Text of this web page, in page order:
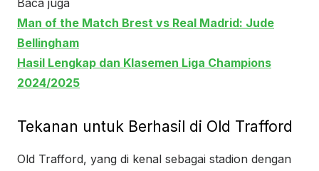
Baca juga
Man of the Match Brest vs Real Madrid: Jude
Bellingham
Hasil Lengkap dan Klasemen Liga Champions
2024/2025
Tekanan untuk Berhasil di Old Trafford
Old Trafford, yang di kenal sebagai stadion dengan